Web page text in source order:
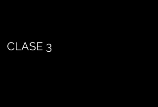
CLASE 3